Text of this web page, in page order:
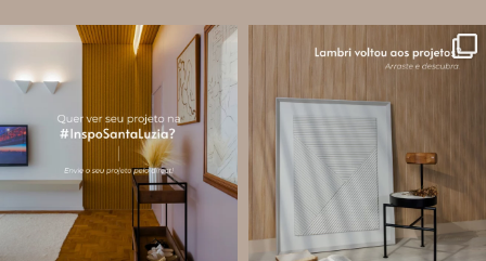
santa.luzia
A #InspoSantaLuzia é um espaço
criado para divulgar projetos que
utilizam produtos Santa Luzia e
valorizar o trabalho de arquitetos,
designers de...
Jul 28
14 0
O lambri é um revestimento versátil
painéis decorativos e diversas
composições para valorizar o
ambiente!
Jul 27
87 8